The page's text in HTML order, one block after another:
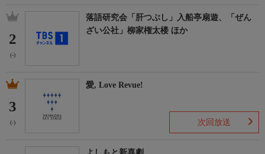
2
(-)
落語研究会「肝つぶし」入船亭扇遊、「ぜん
ざい公社」柳家権太楼 ほか
3
(-)
愛, Love Revue!
次回放送